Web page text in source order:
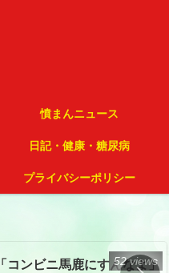
憤まんニュース
日記・健康・糖尿病
プライバシーポリシー
「コンビニ馬鹿にすんなよ」
52 views